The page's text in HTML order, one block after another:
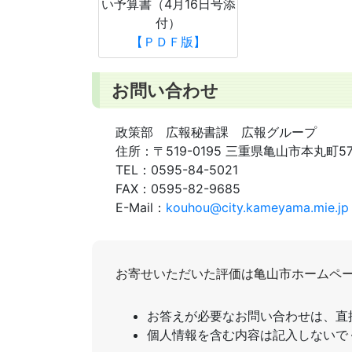
い予算書（4月16日号添
付）
【ＰＤＦ版】
お問い合わせ
政策部 広報秘書課 広報グループ
住所： 〒519-0195 三重県亀山市本丸町
TEL： 0595-84-5021
FAX： 0595-82-9685
E-Mail： kouhou@city.kameyama.mie.jp